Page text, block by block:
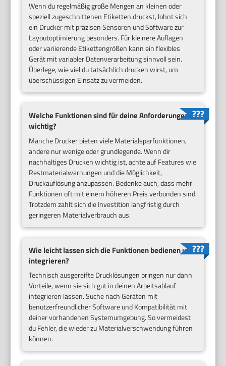
Wenn du regelmäßig große Mengen an kleinen oder
speziell zugeschnittenen Etiketten druckst, lohnt sich
ein Drucker mit präzisen Sensoren und Software zur
Layoutoptimierung besonders. Für kleinere Auflagen
oder variierende Etikettengrößen kann ein flexibles
Gerät mit variabler Datenverarbeitung sinnvoll sein.
Überlege, wie viel du tatsächlich drucken wirst, um
überschüssigen Einsatz zu vermeiden.
Welche Funktionen sind für deine Anforderungen
wichtig?
Manche Drucker bieten viele Materialsparfunktionen,
andere nur wenige oder grundlegende. Wenn dir
nachhaltiges Drucken wichtig ist, achte auf Features wie
Restmaterialwarnungen und die Möglichkeit,
Druckauflösung anzupassen. Bedenke auch, dass mehr
Funktionen oft mit einem höheren Preis verbunden sind.
Trotzdem zahlt sich die Investition langfristig durch
geringeren Materialverbrauch aus.
Wie leicht lassen sich die Funktionen bedienen und
integrieren?
Technisch ausgereifte Drucklösungen bringen nur dann
Vorteile, wenn sie sich gut in deinen Arbeitsablauf
integrieren lassen. Suche nach Geräten mit
benutzerfreundlicher Software und Kompatibilität mit
deiner vorhandenen Systemumgebung. So vermeidest
du Fehler, die wieder zu Materialverschwendung führen
können.